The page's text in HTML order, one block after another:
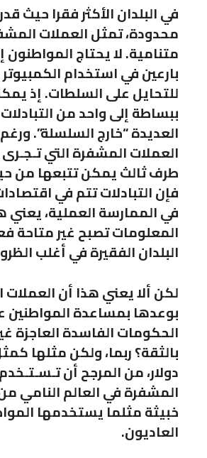
في البلدان الأكثر فقرا حيث
محدودة، تمثل العملات
متنامية. لا يحتاج المواطنون
بارعين في استخدام
للتحايل على السلطات. إذ
ببساطة إلى واحد من
العديدة “خارج السلسلة”.
العملات المشفرة التي
طرف ثالث يمكن تتبعها من
فإن التبادلات تتم في
في الممارسة العملية، يعني
المعلومات تصبح غير متاحة
البلدان الفقيرة في أغلب
لكن ألا يعني هذا أن
بوعدها بمساعدة المواطنين
الحكومات الفاسدة العاجزة
دولار، من المرجح أن
المشفرة في العالم النامي
خبيثة مثلما يستخدمها
العاديون.